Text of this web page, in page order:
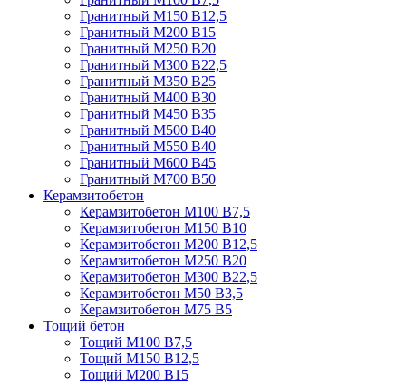
Гранитный М150 В12,5
Гранитный М200 В15
Гранитный М250 В20
Гранитный М300 В22,5
Гранитный М350 В25
Гранитный М400 В30
Гранитный М450 В35
Гранитный М500 В40
Гранитный М550 В40
Гранитный М600 В45
Гранитный М700 В50
Керамзитобетон
Керамзитобетон М100 В7,5
Керамзитобетон М150 В10
Керамзитобетон М200 В12,5
Керамзитобетон М250 В20
Керамзитобетон М300 В22,5
Керамзитобетон М50 В3,5
Керамзитобетон М75 В5
Тощий бетон
Тощий М100 В7,5
Тощий М150 В12,5
Тощий М200 В15